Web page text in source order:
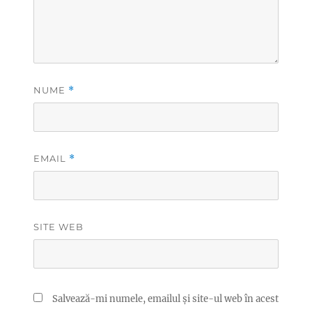
NUME *
EMAIL *
SITE WEB
Salvează-mi numele, emailul și site-ul web în acest